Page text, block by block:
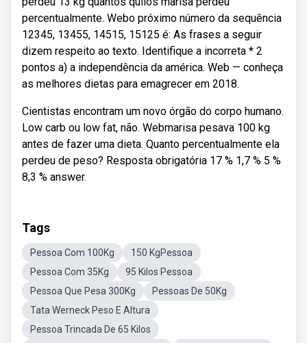
percentualmente. Webo próximo número da sequência
12345, 13455, 14515, 15125 é: As frases a seguir
dizem respeito ao texto. Identifique a incorreta * 2
pontos a) a independência da américa. Web — conheça
as melhores dietas para emagrecer em 2018.
Cientistas encontram um novo órgão do corpo humano.
Low carb ou low fat, não. Webmarisa pesava 100 kg
antes de fazer uma dieta. Quanto percentualmente ela
perdeu de peso? Resposta obrigatória 17 % 1,7 % 5 %
8,3 % answer.
Tags
Pessoa Com 100Kg
150 KgPessoa
Pessoa Com 35Kg
95 Kilos Pessoa
Pessoa Que Pesa 300Kg
Pessoas De 50Kg
Tata Werneck Peso E Altura
Pessoa Trincada De 65 Kilos